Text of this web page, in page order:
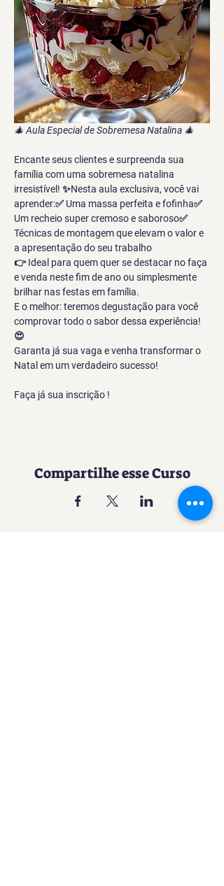
🎄 Aula Especial de Sobremesa Natalina 🎄
Encante seus clientes e surpreenda sua
família com uma sobremesa natalina
irresistível! ✨Nesta aula exclusiva, você vai
aprender:✅ Uma massa perfeita e fofinha✅
Um recheio super cremoso e saboroso✅
Técnicas de montagem que elevam o valor e
a apresentação do seu trabalho
👉 Ideal para quem quer se destacar no faça
e venda neste fim de ano ou simplesmente
brilhar nas festas em família.
E o melhor: teremos degustação para você
comprovar todo o sabor dessa experiência!
😍
Garanta já sua vaga e venha transformar o
Natal em um verdadeiro sucesso!
Faça já sua inscrição !
Compartilhe esse Curso